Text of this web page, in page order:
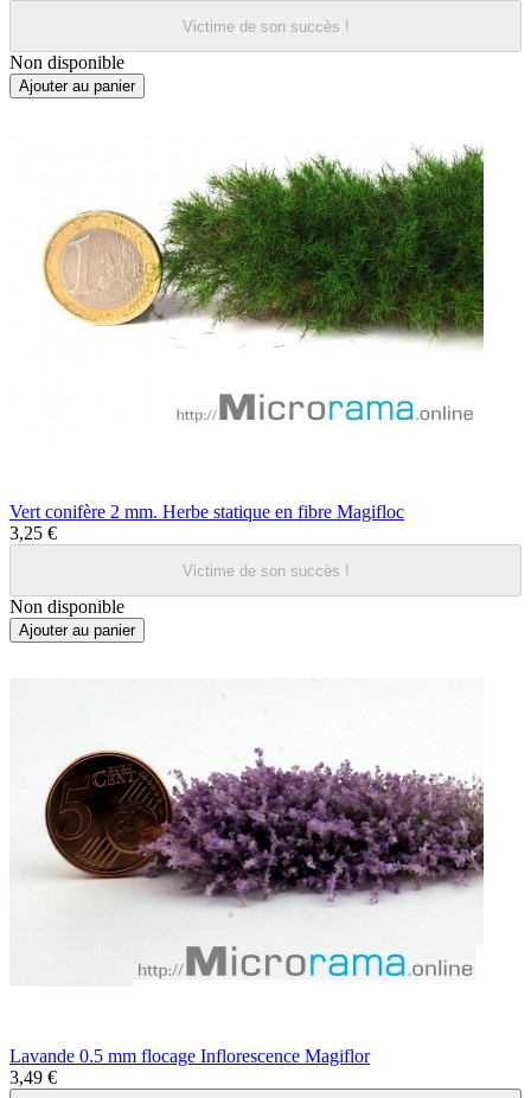
Victime de son succès !
Non disponible
Ajouter au panier
Vert conifère 2 mm. Herbe statique en fibre Magifloc
3,25 €
Victime de son succès !
Non disponible
Ajouter au panier
Lavande 0.5 mm flocage Inflorescence Magiflor
3,49 €